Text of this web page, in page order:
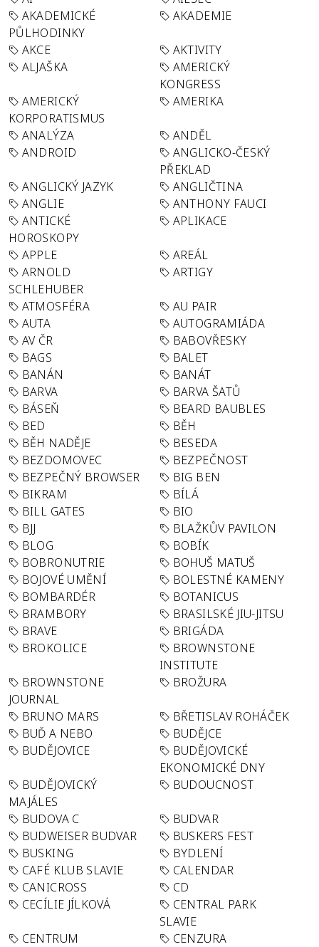
AKADEMICKÉ
PŮLHODINKY
AKADEMIE
AKCE
AKTIVITY
ALJAŠKA
AMERICKÝ
KONGRESS
AMERICKÝ
KORPORATISMUS
AMERIKA
ANALÝZA
ANDĚL
ANDROID
ANGLICKO-ČESKÝ
PŘEKLAD
ANGLICKÝ JAZYK
ANGLIČTINA
ANGLIE
ANTHONY FAUCI
ANTICKÉ
HOROSKOPY
APLIKACE
APPLE
AREÁL
ARNOLD
SCHLEHUBER
ARTIGY
ATMOSFÉRA
AU PAIR
AUTA
AUTOGRAMIÁDA
AV ČR
BABOVŘESKY
BAGS
BALET
BANÁN
BANÁT
BARVA
BARVA ŠATŮ
BÁSEŇ
BEARD BAUBLES
BED
BĚH
BĚH NADĚJE
BESEDA
BEZDOMOVEC
BEZPEČNOST
BEZPEČNÝ BROWSER
BIG BEN
BIKRAM
BÍLÁ
BILL GATES
BIO
BJJ
BLAŽKŮV PAVILON
BLOG
BOBÍK
BOBRONUTRIE
BOHUŠ MATUŠ
BOJOVÉ UMĚNÍ
BOLESTNÉ KAMENY
BOMBARDÉR
BOTANICUS
BRAMBORY
BRASILSKÉ JIU-JITSU
BRAVE
BRIGÁDA
BROKOLICE
BROWNSTONE
INSTITUTE
BROWNSTONE
JOURNAL
BROŽURA
BRUNO MARS
BŘETISLAV ROHÁČEK
BUĎ A NEBO
BUDĚJCE
BUDĚJOVICE
BUDĚJOVICKÉ
EKONOMICKÉ DNY
BUDĚJOVICKÝ
MAJÁLES
BUDOUCNOST
BUDOVA C
BUDVAR
BUDWEISER BUDVAR
BUSKERS FEST
BUSKING
BYDLENÍ
CAFÉ KLUB SLAVIE
CALENDAR
CANICROSS
CD
CECÍLIE JÍLKOVÁ
CENTRAL PARK
SLAVIE
CENTRUM
CENZURA